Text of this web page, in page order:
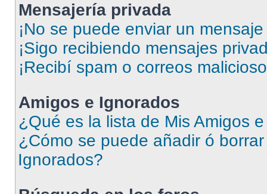
Mensajería privada
¡No se puede enviar un
¡Sigo recibiendo mensajes
¡Recibí spam o correos
Amigos e Ignorados
¿Qué es la lista de Mis Amigos
¿Cómo se puede añadir ó
Ignorados?